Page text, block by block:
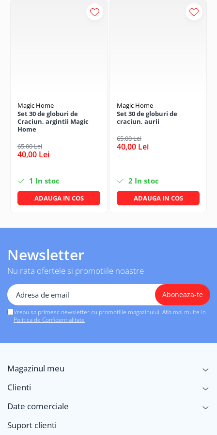
Magic Home
Set 30 de globuri de
Craciun, argintii Magic
Home
65,00 Lei
40,00 Lei
1 In stoc
ADAUGA IN COS
Magic Home
Set 30 de globuri de
craciun, aurii
65,00 Lei
40,00 Lei
2 In stoc
ADAUGA IN COS
Newsletter
Nu rata ofertele si promotiile noastre
Vreau sa primesc newsletter cu promotiile magazinului. Afla mai multe in
Politica de Confidentialitate
Magazinul meu
Clienti
Date comerciale
Suport clienti